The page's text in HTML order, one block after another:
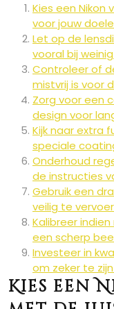
Kies een Nikon
voor jouw
Let op de
vooral bij
Controleer of
mistvrij is voor
Zorg voor een
design voor
Kijk naar extra
speciale
Onderhoud
de instructies
Gebruik een
veilig te
Kalibreer
een scherp
Investeer in
om zeker te
Kies een